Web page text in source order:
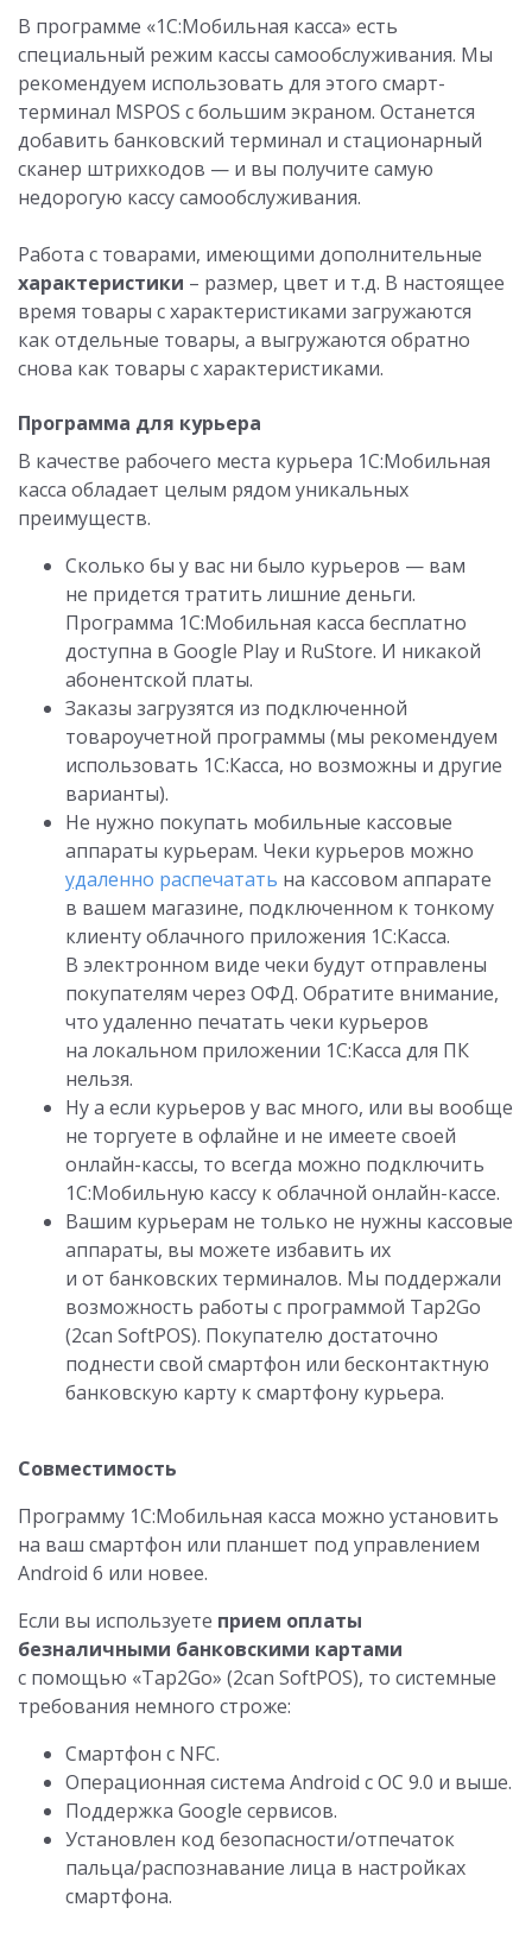
В программе «1С:Мобильная касса» есть
специальный режим кассы самообслуживания. Мы
рекомендуем использовать для этого смарт-
терминал MSPOS с большим экраном. Останется
добавить банковский терминал и стационарный
сканер штрихкодов — и вы получите самую
недорогую кассу самообслуживания.
Работа с товарами, имеющими дополнительные
характеристики – размер, цвет и т.д. В настоящее
время товары с характеристиками загружаются
как отдельные товары, а выгружаются обратно
снова как товары с характеристиками.
Программа для курьера
В качестве рабочего места курьера 1С:Мобильная
касса обладает целым рядом уникальных
преимуществ.
Сколько бы у вас ни было курьеров — вам
не придется тратить лишние деньги.
Программа 1С:Мобильная касса бесплатно
доступна в Google Play и RuStore. И никакой
абонентской платы.
Заказы загрузятся из подключенной
товароучетной программы (мы рекомендуем
использовать 1С:Касса, но возможны и другие
варианты).
Не нужно покупать мобильные кассовые
аппараты курьерам. Чеки курьеров можно
удаленно распечатать на кассовом аппарате
в вашем магазине, подключенном к тонкому
клиенту облачного приложения 1С:Касса.
В электронном виде чеки будут отправлены
покупателям через ОФД. Обратите внимание,
что удаленно печатать чеки курьеров
на локальном приложении 1С:Касса для ПК
нельзя.
Ну а если курьеров у вас много, или вы вообще
не торгуете в офлайне и не имеете своей
онлайн-кассы, то всегда можно подключить
1С:Мобильную кассу к облачной онлайн-кассе.
Вашим курьерам не только не нужны кассовые
аппараты, вы можете избавить их
и от банковских терминалов. Мы поддержали
возможность работы с программой Tap2Go
(2can SoftPOS). Покупателю достаточно
поднести свой смартфон или бесконтактную
банковскую карту к смартфону курьера.
Совместимость
Программу 1С:Мобильная касса можно установить
на ваш смартфон или планшет под управлением
Android 6 или новее.
Если вы используете прием оплаты
безналичными банковскими картами
с помощью «Tap2Go» (2can SoftPOS), то системные
требования немного строже:
Смартфон с NFC.
Операционная система Android с ОС 9.0 и выше.
Поддержка Google сервисов.
Установлен код безопасности/отпечаток
пальца/распознавание лица в настройках
смартфона.